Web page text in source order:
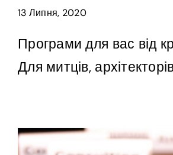
13 Липня, 2020
Програми для вас від
Для митців,